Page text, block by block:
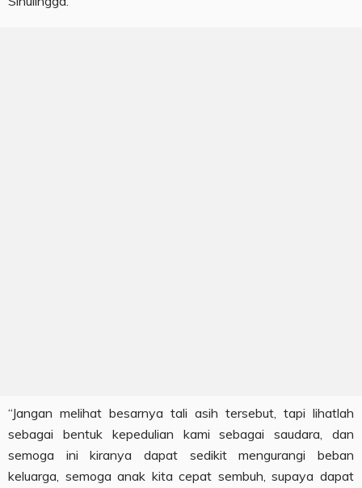
“Jangan melihat besarnya tali asih tersebut, tapi lihatlah
sebagai bentuk kepedulian kami sebagai saudara, dan
semoga ini kiranya dapat sedikit mengurangi beban
keluarga, semoga anak kita cepat sembuh, supaya dapat